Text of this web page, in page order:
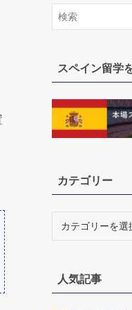
スペイン留学
カテゴリー
ー人気記事